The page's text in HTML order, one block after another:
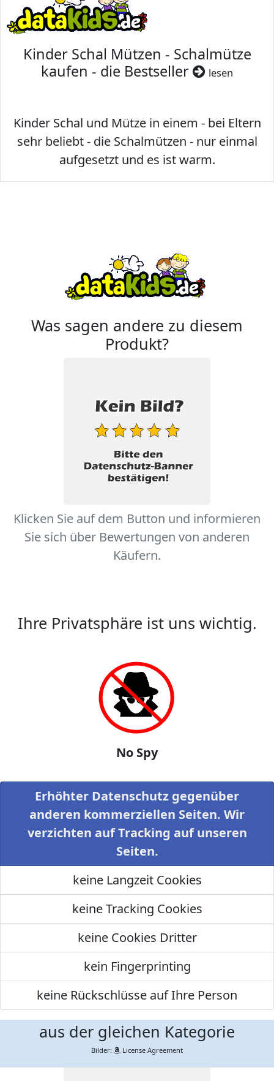
Kinder Schal Mützen - Schalmütze
kaufen - die Bestseller
lesen
Kinder Schal und Mütze in einem - bei Eltern
sehr beliebt - die Schalmützen - nur einmal
aufgesetzt und es ist warm.
Was sagen andere zu diesem
Produkt?
Klicken Sie auf dem Button und informieren
Sie sich über Bewertungen von anderen
Käufern.
Ihre Privatsphäre ist uns wichtig.
No Spy
Erhöhter Datenschutz gegenüber
anderen kommerziellen Seiten. Wir
verzichten auf Tracking auf unseren
Seiten.
keine Langzeit Cookies
keine Tracking Cookies
keine Cookies Dritter
kein Fingerprinting
keine Rückschlüsse auf Ihre Person
aus der gleichen Kategorie
Bilder: License Agreement